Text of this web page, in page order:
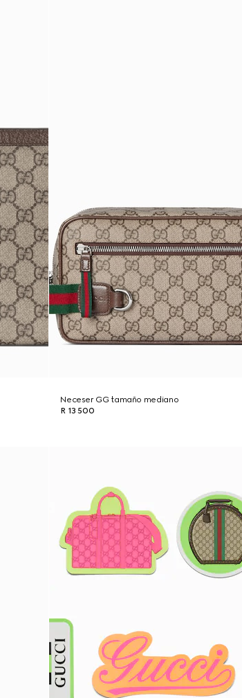
Neceser GG tamaño mediano
R 13 500